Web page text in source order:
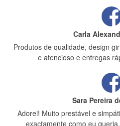
Carla
Produtos de qualidade, design
e atencioso e entregas
Sara Pereira
Adorei! Muito prestável e
exactamente como eu